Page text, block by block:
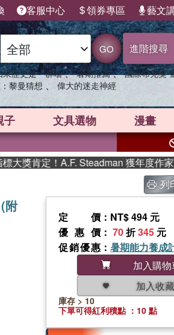
客服中心 領券專區 藝文
GO 進階搜尋
果歷史是一群喵 、 暑期推薦 、 國際布克獎
黎曼猜想 、 偉大的迷走神經
子 文具選物 漫畫
獎肯定！A.F. Steadman 獲年度作家
列
附
定價 ：NT$ 494 元
優惠價 ： 70折345 元
促銷優惠 ： 暑期能力養成
加入購
加入收藏
庫存 > 10
下單可得紅利積點 ：10 點